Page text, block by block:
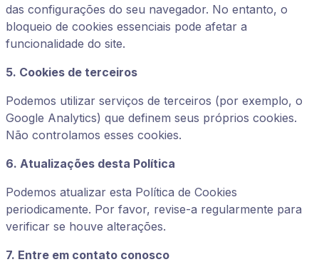
das configurações do seu navegador. No entanto, o
bloqueio de cookies essenciais pode afetar a
funcionalidade do site.
5. Cookies de terceiros
Podemos utilizar serviços de terceiros (por exemplo, o
Google Analytics) que definem seus próprios cookies.
Não controlamos esses cookies.
6. Atualizações desta Política
Podemos atualizar esta Política de Cookies
periodicamente. Por favor, revise-a regularmente para
verificar se houve alterações.
7. Entre em contato conosco